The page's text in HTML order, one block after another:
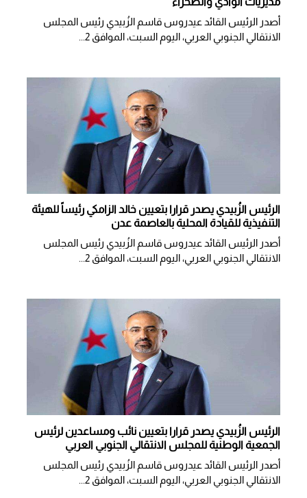
أصدر الرئيس القائد عيدروس قاسم الزُبيدي رئيس المجلس
الانتقالي الجنوبي العربي، اليوم السبت، الموافق 2...
الرئيس الزُبيدي يصدر قرارا بتعيين خالد الزامكي رئيساً للهيئة
التنفيذية للقيادة المحلية بالعاصمة عدن
أصدر الرئيس القائد عيدروس قاسم الزُبيدي رئيس المجلس
الانتقالي الجنوبي العربي، اليوم السبت، الموافق 2...
الرئيس الزُبيدي يصدر قرارا بتعيين نائب ومساعدين لرئيس
الجمعية الوطنية للمجلس الانتقالي الجنوبي العربي
أصدر الرئيس القائد عيدروس قاسم الزُبيدي رئيس المجلس
الانتقالي الجنوبي العربي، اليوم السبت، الموافق 2...